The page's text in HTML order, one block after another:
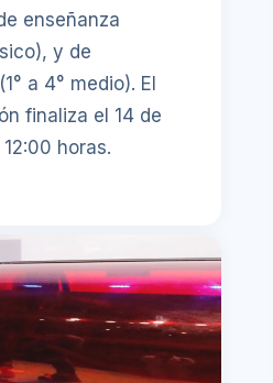
enseñanza
y de
a 4° medio). El
finaliza el 14 de
horas.